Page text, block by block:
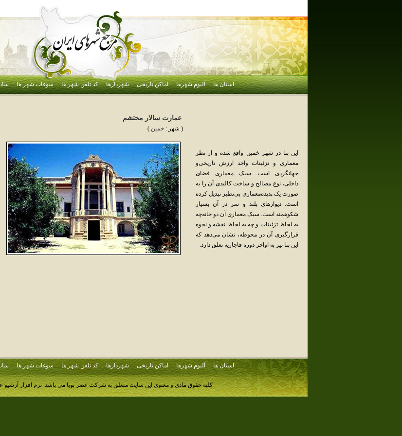
استان ها آلبوم شهرها اماکن تاریخی شهردارها کد تلفن شهر ها سوغات شهر ها
عمارت‌ سالار محتشم‌
( شهر :خمين )
این‌ بنا در شهر خمین‌ واقع‌ شده‌ و از نظر
معماری‌ و تزئینات‌ واجد ارزش‌ تاریخی‌و
جهانگردی‌ است‌. سبک‌ معماری‌ فضای‌
داخلی‌، نوع‌ مصالح‌ و ساخت‌ کالبدی‌ آن‌ را به‌
صورت‌ یک‌ پدیده‌معماری‌ بی‌نظیر تبدیل‌ کرده‌
است‌. دیوارهای‌ بلند و سر در آن‌ بسیار
شکوهمند است‌. سبک‌ معماری‌ آن‌ دو خانه‌چه‌
به‌ لحاظ‌ تزئینات‌ و چه‌ به‌ لحاظ‌ نقشه‌ و نحوه‌
قرارگیری‌ آن‌ در محوطه‌، نشان‌ می‌دهد که‌
این‌ بنا نیز به‌ اواخر دوره‌ قاجاریه‌ تعلق‌ دارد.
استان ها آلبوم شهرها اماکن تاریخی شهردارها کد تلفن شهر ها سوغات شهر ها
کلیه حقوق مادی و معنوی این سایت متعلق به شرکت عصر پویا می باشد.نرم افزار